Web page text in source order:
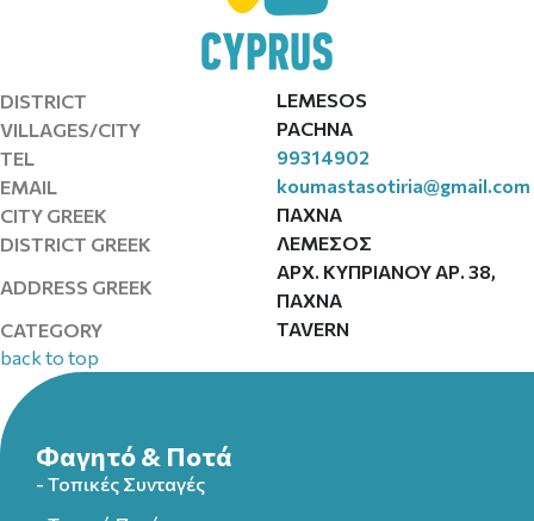
DISTRICT
LEMESOS
VILLAGES/CITY
PACHNA
TEL
99314902
EMAIL
koumastasotiria@gmail.com
CITY GREEK
ΠΑΧΝΑ
DISTRICT GREEK
ΛΕΜΕΣΟΣ
ADDRESS GREEK
ΑΡΧ. ΚΥΠΡΙΑΝΟΥ ΑΡ. 38,
ΠΑΧΝΑ
CATEGORY
TAVERN
back to top
Φαγητό & Ποτά
- Τοπικές Συνταγές